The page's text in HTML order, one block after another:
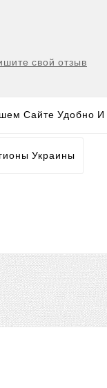
свой отзыв
Сайте Удобно И
Украины